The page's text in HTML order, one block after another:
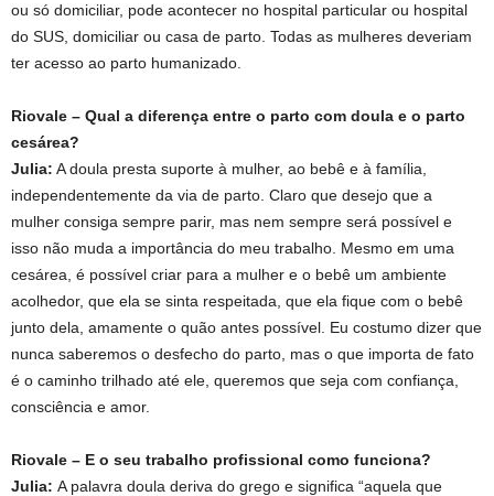
ou só domiciliar, pode acontecer no hospital particular ou hospital
do SUS, domiciliar ou casa de parto. Todas as mulheres deveriam
ter acesso ao parto humanizado.
Riovale – Qual a diferença entre o parto com doula e o parto
cesárea?
Julia: A doula presta suporte à mulher, ao bebê e à família,
independentemente da via de parto. Claro que desejo que a
mulher consiga sempre parir, mas nem sempre será possível e
isso não muda a importância do meu trabalho. Mesmo em uma
cesárea, é possível criar para a mulher e o bebê um ambiente
acolhedor, que ela se sinta respeitada, que ela fique com o bebê
junto dela, amamente o quão antes possível. Eu costumo dizer que
nunca saberemos o desfecho do parto, mas o que importa de fato
é o caminho trilhado até ele, queremos que seja com confiança,
consciência e amor.
Riovale – E o seu trabalho profissional como funciona?
Julia: A palavra doula deriva do grego e significa “aquela que